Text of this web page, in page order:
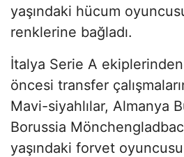
yaşındaki hücum
renklerine bağladı.
İtalya Serie A
öncesi transfer
Mavi-siyahlılar, Almanya
Borussia
yaşındaki forvet